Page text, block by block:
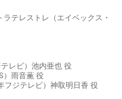
テレストレ（エイベックス・
レビ）池内亜也 役
）雨音薫 役
フジテレビ）神取明日香 役